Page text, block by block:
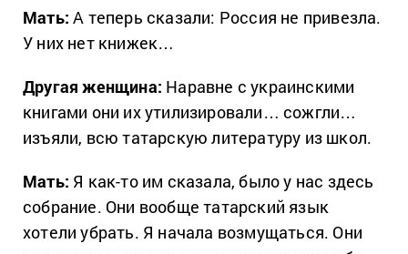
Мать: А теперь сказали: Россия не привезла.
У них нет книжек…
Другая женщина: Наравне с украинскими
книгами они их утилизировали… сожгли…
изъяли, всю татарскую литературу из школ.
Мать: Я как-то им сказала, было у нас здесь
собрание. Они вообще татарский язык
хотели убрать. Я начала возмущаться. Они